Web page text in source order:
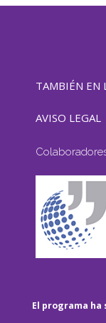
TAMBIÉN EN
AVISO LEGAL
El programa ha